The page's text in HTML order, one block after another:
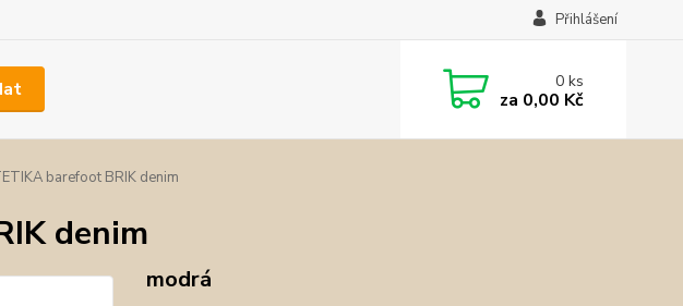
Přihlášení
0ks
za 0,00 Kč
barefoot BRIK denim
denim
modrá